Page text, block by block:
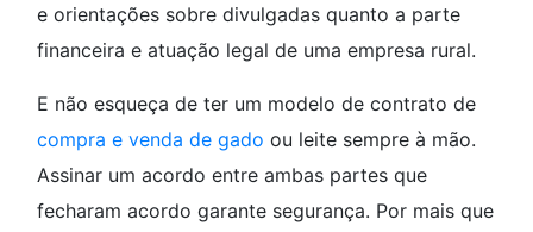
e orientações sobre divulgadas quanto a parte
financeira e atuação legal de uma empresa rural.
E não esqueça de ter um modelo de contrato de
compra e venda de gado ou leite sempre à mão.
Assinar um acordo entre ambas partes que
fecharam acordo garante segurança. Por mais que